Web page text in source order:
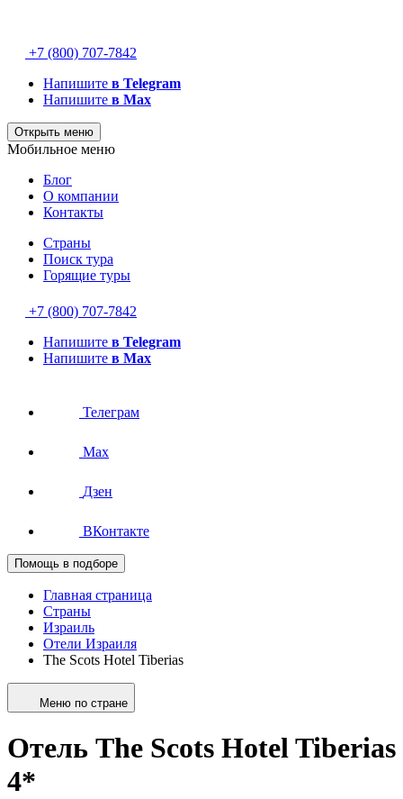
+7 (800) 707-7842
Напишите в Telegram
Напишите в Max
Открыть меню
Мобильное меню
Блог
О компании
Контакты
Страны
Поиск тура
Горящие туры
+7 (800) 707-7842
Напишите в Telegram
Напишите в Max
Телеграм
Max
Дзен
ВКонтакте
Помощь в подборе
Главная страница
Страны
Израиль
Отели Израиля
The Scots Hotel Tiberias
Меню по стране
Отель The Scots Hotel Tiberias
4*